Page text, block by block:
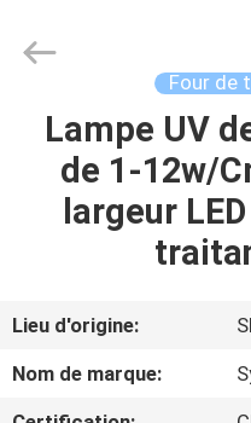
MAISON
PRODUITS
SUJET
DE
NOUS
Syochi
Electronics
Reserved.
Four de
Lampe UV
de 1-12w/
largeur
Lieu d'origine:
Nom de marque: